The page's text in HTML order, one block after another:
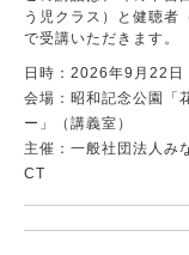
う児クラス）と健聴者
で受講いただきます。
日時：2026年9月22日
会場：昭和記念公園「
ー」（講義室）
主催：一般社団法人み
CT